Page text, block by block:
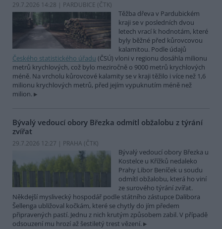
29.7.2026 14:28 | PARDUBICE (ČTK)
Těžba dřeva v Pardubickém
kraji se v posledních dvou
letech vrací k hodnotám, které
byly běžné před kůrovcovou
kalamitou. Podle údajů
Českého statistického úřadu (ČSÚ) vloni v regionu dosáhla milionu
metrů krychlových, což bylo meziročně o 9000 metrů krychlových
méně. Na vrcholu kůrovcové kalamity se v kraji těžilo i více než 1,6
milionu krychlových metrů, před jejím vypuknutím méně než
milion.
Bývalý vedoucí obory Březka odmítl obžalobu z týrání
zvířat
29.7.2026 12:27 | PRAHA (ČTK)
Bývalý vedoucí obory Březka u
Kostelce u Křížků nedaleko
Prahy Libor Beníček u soudu
odmítl obžalobu, která ho viní
ze surového týrání zvířat.
Někdejší myslivecký hospodář podle státního zástupce Dalibora
Šellenga ubližoval kočkám, které se chytly do jím předem
připravených pastí. Jednu z nich krutým způsobem zabil. V případě
odsouzení mu hrozí až šestiletý trest vězení.